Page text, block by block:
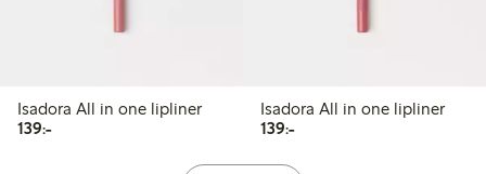
Isadora All in one lipliner
139:-139,00 kr
Isadora All in one lipliner
139:-139,00 kr